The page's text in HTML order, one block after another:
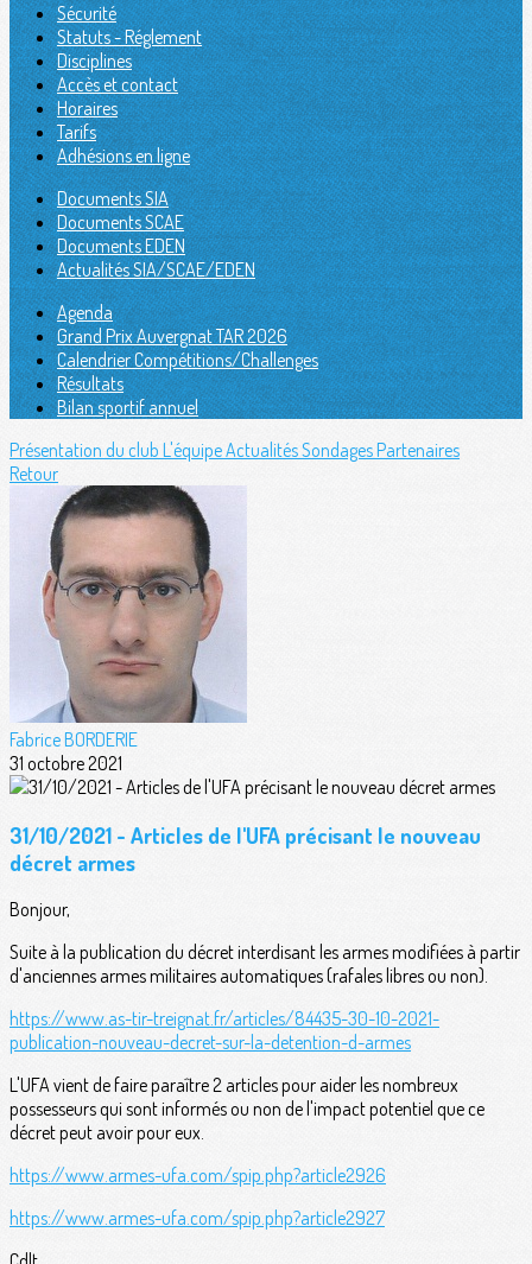
Sécurité
Statuts - Réglement
Disciplines
Accès et contact
Horaires
Tarifs
Adhésions en ligne
Documents SIA
Documents SCAE
Documents EDEN
Actualités SIA/SCAE/EDEN
Agenda
Grand Prix Auvergnat TAR 2026
Calendrier Compétitions/Challenges
Résultats
Bilan sportif annuel
Présentation du club L'équipeActualitésSondagesPartenaires
Retour
Fabrice BORDERIE
31 octobre 2021
31/10/2021 - Articles de l'UFA précisant le nouveau
décret armes
Bonjour,
Suite à la publication du décret interdisant les armes modifiées à partir
d'anciennes armes militaires automatiques (rafales libres ou non).
https://www.as-tir-treignat.fr/articles/84435-30-10-2021-
publication-nouveau-decret-sur-la-detention-d-armes
L'UFA vient de faire paraître 2 articles pour aider les nombreux
possesseurs qui sont informés ou non de l'impact potentiel que ce
décret peut avoir pour eux.
https://www.armes-ufa.com/spip.php?article2926
https://www.armes-ufa.com/spip.php?article2927